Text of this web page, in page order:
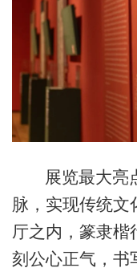
展览最大亮
脉，实现传统文
厅之内，篆隶楷
刻公心正气，书